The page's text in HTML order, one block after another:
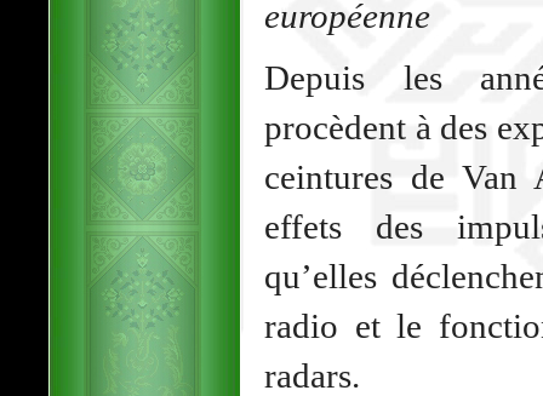
européenne
Depuis les
procèdent à des
ceintures de Van
effets des
qu’elles
radio et le
radars.